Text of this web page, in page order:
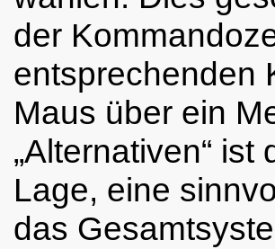
der
entsprechenden
Maus über ein
„Alternativen“ ist
Lage, eine
das